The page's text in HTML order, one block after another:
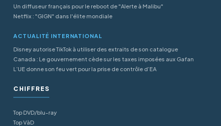
Un diffuseur français pour le reboot de "Alerte à Malibu"
Netflix : "GIGN" dans l'élite mondiale
ACTUALITÉ INTERNATIONAL
Disney autorise TikTok à utiliser des extraits de son catalogue
Canada : Le gouvernement cède sur les taxes imposées aux Gafan
L’UE donne son feu vert pour la prise de contrôle d’EA
CHIFFRES
Top DVD/blu-ray
Top VàD